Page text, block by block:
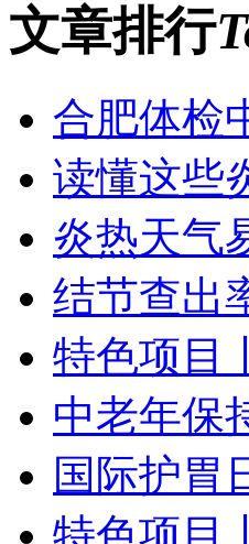
文章排行
合肥体检
读懂这些
炎热天气
结节查出
特色项目
中老年保
国际护胃